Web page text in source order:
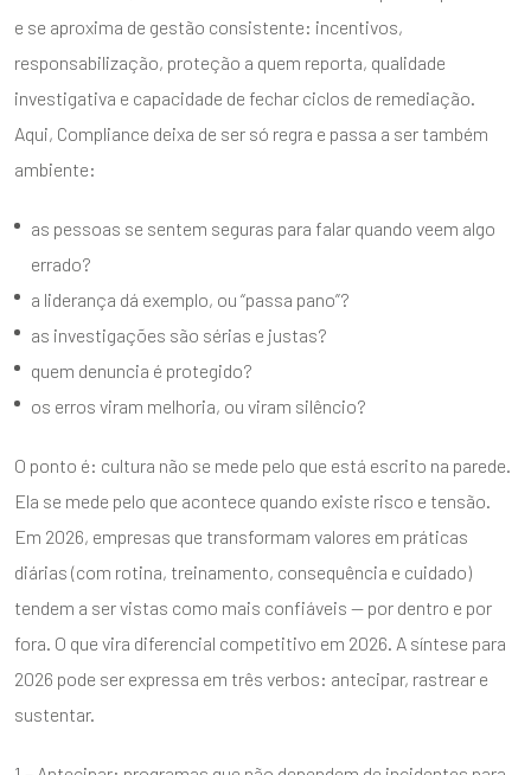
e se aproxima de gestão consistente: incentivos,
responsabilização, proteção a quem reporta, qualidade
investigativa e capacidade de fechar ciclos de remediação.
Aqui, Compliance deixa de ser só regra e passa a ser também
ambiente:
as pessoas se sentem seguras para falar quando veem algo
errado?
a liderança dá exemplo, ou “passa pano”?
as investigações são sérias e justas?
quem denuncia é protegido?
os erros viram melhoria, ou viram silêncio?
O ponto é: cultura não se mede pelo que está escrito na parede.
Ela se mede pelo que acontece quando existe risco e tensão.
Em 2026, empresas que transformam valores em práticas
diárias (com rotina, treinamento, consequência e cuidado)
tendem a ser vistas como mais confiáveis — por dentro e por
fora. O que vira diferencial competitivo em 2026. A síntese para
2026 pode ser expressa em três verbos: antecipar, rastrear e
sustentar.